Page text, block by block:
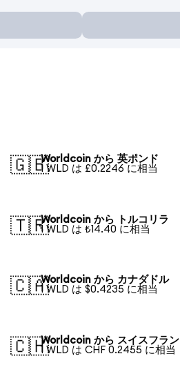
🇬🇧Worldcoin から 英ポンド
1 WLD は £0.2246 に相当
🇹🇷Worldcoin から トルコリラ
1 WLD は ₺14.40 に相当
🇨🇦Worldcoin から カナダドル
1 WLD は $0.4235 に相当
🇨🇭Worldcoin から スイスフラン
1 WLD は CHF 0.2455 に相当